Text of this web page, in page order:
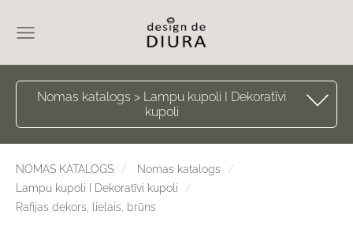
Nomas katalogs > Lampu kupoli I Dekoratīvi
kupoli
NOMAS KATALOGS
Nomas katalogs
Lampu kupoli I Dekoratīvi kupoli
Rafijas dekors, lielais, brūns